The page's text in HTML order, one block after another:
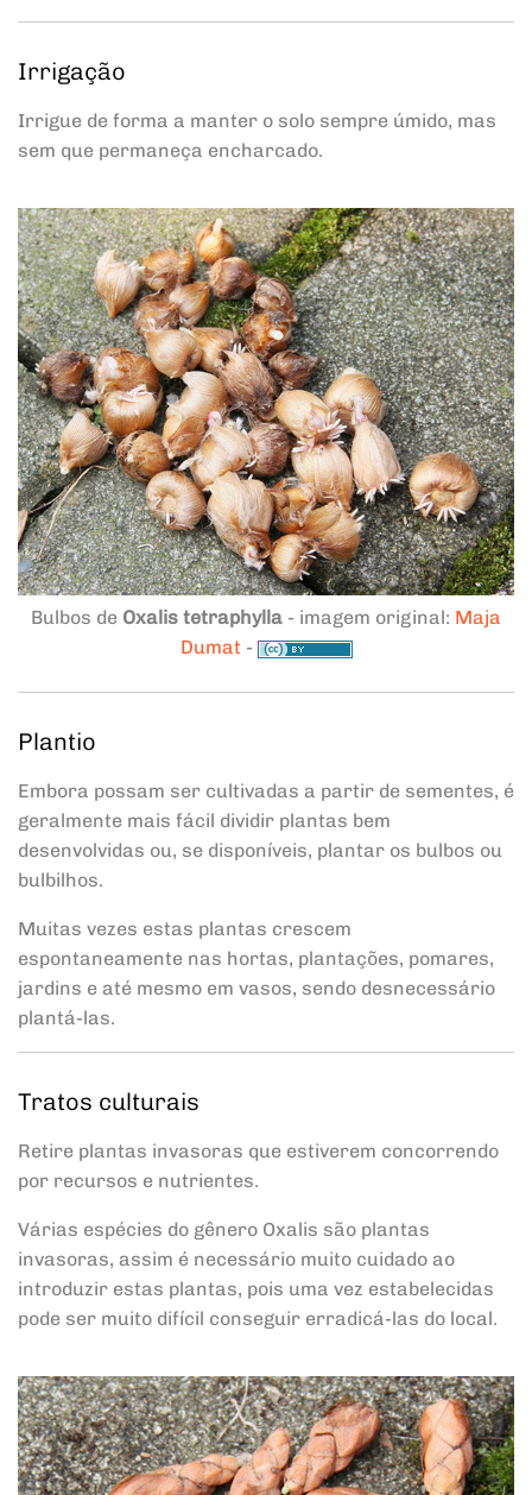
Irrigação
Irrigue de forma a manter o solo sempre úmido, mas
sem que permaneça encharcado.
Bulbos de Oxalis tetraphylla - imagem original: Maja
Dumat -
Plantio
Embora possam ser cultivadas a partir de sementes, é
geralmente mais fácil dividir plantas bem
desenvolvidas ou, se disponíveis, plantar os bulbos ou
bulbilhos.
Muitas vezes estas plantas crescem
espontaneamente nas hortas, plantações, pomares,
jardins e até mesmo em vasos, sendo desnecessário
plantá-las.
Tratos culturais
Retire plantas invasoras que estiverem concorrendo
por recursos e nutrientes.
Várias espécies do gênero Oxalis são plantas
invasoras, assim é necessário muito cuidado ao
introduzir estas plantas, pois uma vez estabelecidas
pode ser muito difícil conseguir erradicá-las do local.